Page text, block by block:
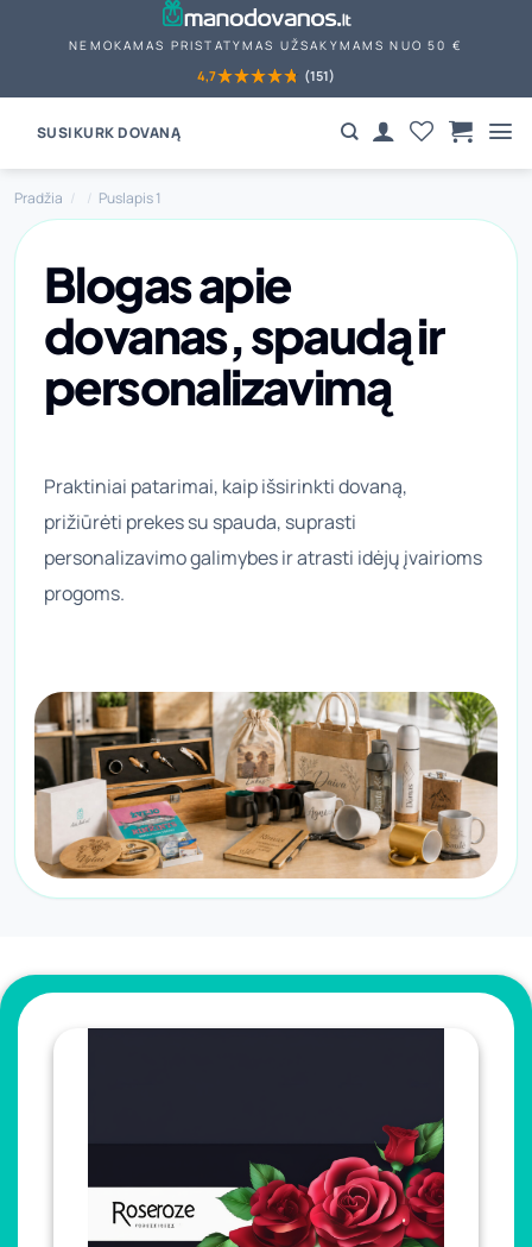
NEMOKAMAS PRISTATYMAS UŽSAKYMAMS NUO 50 €
4,7 (151)
SUSIKURK DOVANĄ
Pradžia / / Puslapis 1
Blogas apie
dovanas, spaudą ir
personalizavimą
Praktiniai patarimai, kaip išsirinkti dovaną,
prižiūrėti prekes su spauda, suprasti
personalizavimo galimybes ir atrasti idėjų įvairioms
progoms.